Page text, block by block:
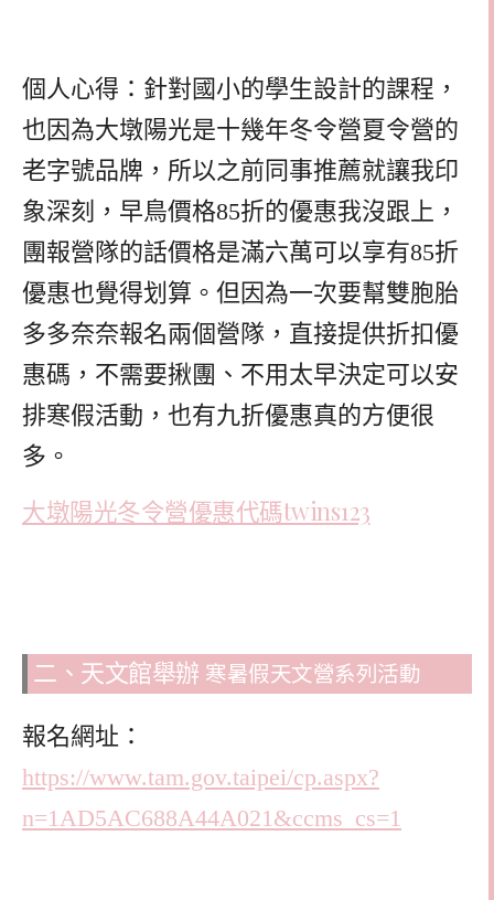
個人心得：針對國小的學生設計的課程，
也因為大墩陽光是十幾年冬令營夏令營的
老字號品牌，所以之前同事推薦就讓我印
象深刻，早鳥價格85折的優惠我沒跟上，
團報營隊的話價格是滿六萬可以享有85折
優惠也覺得划算。但因為一次要幫雙胞胎
多多奈奈報名兩個營隊，直接提供折扣優
惠碼，不需要揪團、不用太早決定可以安
排寒假活動，也有九折優惠真的方便很
多。
大墩陽光冬令營優惠代碼twins123
二、天文館舉辦 寒暑假天文營系列活動
報名網址：
https://www.tam.gov.taipei/cp.aspx?
n=1AD5AC688A44A021&ccms_cs=1